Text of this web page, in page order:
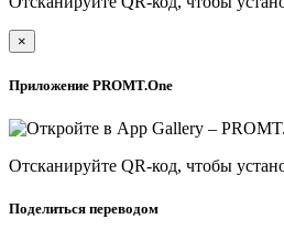
×
Приложение PROMT.One
Отсканируйте QR-код, чтобы
Поделиться переводом